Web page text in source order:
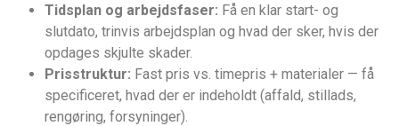
Tidsplan og arbejdsfaser: Få en klar start- og
slutdato, trinvis arbejdsplan og hvad der sker, hvis der
opdages skjulte skader.
Prisstruktur: Fast pris vs. timepris + materialer — få
specificeret, hvad der er indeholdt (affald, stillads,
rengøring, forsyninger).